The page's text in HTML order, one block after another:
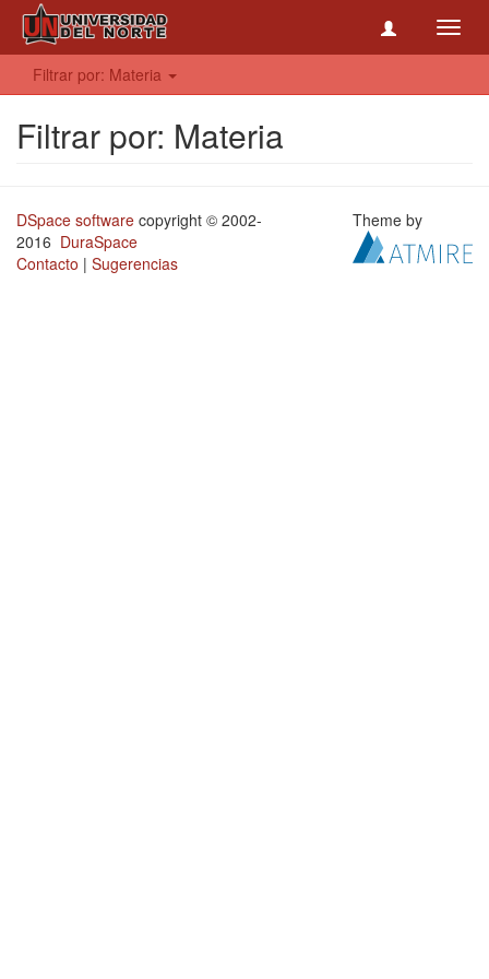
Filtrar por: Materia
Filtrar por: Materia
DSpace software copyright © 2002-
2016 DuraSpace
Contacto | Sugerencias
Theme by